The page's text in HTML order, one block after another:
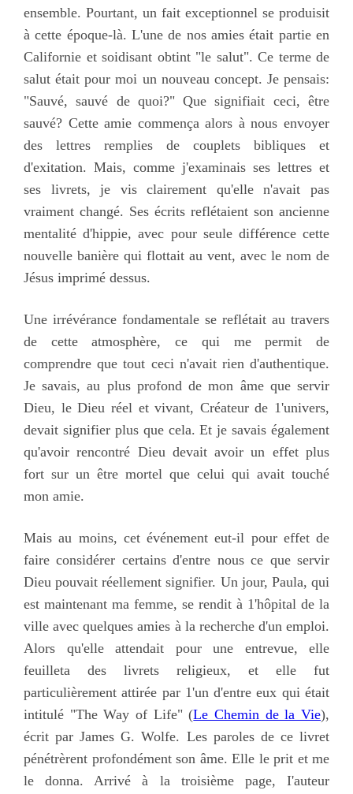
ensemble. Pourtant, un fait exceptionnel se produisit
à cette époque-là. L'une de nos amies était partie en
Californie et soidisant obtint "le salut". Ce terme de
salut était pour moi un nouveau concept. Je pensais:
"Sauvé, sauvé de quoi?" Que signifiait ceci, être
sauvé? Cette amie commença alors à nous envoyer
des lettres remplies de couplets bibliques et
d'exitation. Mais, comme j'examinais ses lettres et
ses livrets, je vis clairement qu'elle n'avait pas
vraiment changé. Ses écrits reflétaient son ancienne
mentalité d'hippie, avec pour seule différence cette
nouvelle banière qui flottait au vent, avec le nom de
Jésus imprimé dessus.
Une irrévérance fondamentale se reflétait au travers
de cette atmosphère, ce qui me permit de
comprendre que tout ceci n'avait rien d'authentique.
Je savais, au plus profond de mon âme que servir
Dieu, le Dieu réel et vivant, Créateur de 1'univers,
devait signifier plus que cela. Et je savais également
qu'avoir rencontré Dieu devait avoir un effet plus
fort sur un être mortel que celui qui avait touché
mon amie.
Mais au moins, cet événement eut-il pour effet de
faire considérer certains d'entre nous ce que servir
Dieu pouvait réellement signifier. Un jour, Paula, qui
est maintenant ma femme, se rendit à 1'hôpital de la
ville avec quelques amies à la recherche d'un emploi.
Alors qu'elle attendait pour une entrevue, elle
feuilleta des livrets religieux, et elle fut
particulièrement attirée par 1'un d'entre eux qui était
intitulé "The Way of Life" (Le Chemin de la Vie),
écrit par James G. Wolfe. Les paroles de ce livret
pénétrèrent profondément son âme. Elle le prit et me
le donna. Arrivé à la troisième page, I'auteur